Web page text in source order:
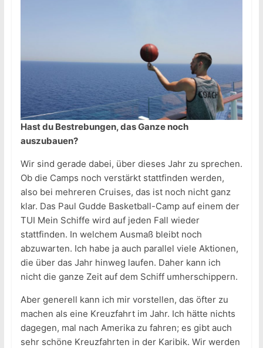
Hast du Bestrebungen, das Ganze noch
auszubauen?
Wir sind gerade dabei, über dieses Jahr zu sprechen.
Ob die Camps noch verstärkt stattfinden werden,
also bei mehreren Cruises, das ist noch nicht ganz
klar. Das Paul Gudde Basketball-Camp auf einem der
TUI Mein Schiffe wird auf jeden Fall wieder
stattfinden. In welchem Ausmaß bleibt noch
abzuwarten. Ich habe ja auch parallel viele Aktionen,
die über das Jahr hinweg laufen. Daher kann ich
nicht die ganze Zeit auf dem Schiff umherschippern.
Aber generell kann ich mir vorstellen, das öfter zu
machen als eine Kreuzfahrt im Jahr. Ich hätte nichts
dagegen, mal nach Amerika zu fahren; es gibt auch
sehr schöne Kreuzfahrten in der Karibik. Wir werden